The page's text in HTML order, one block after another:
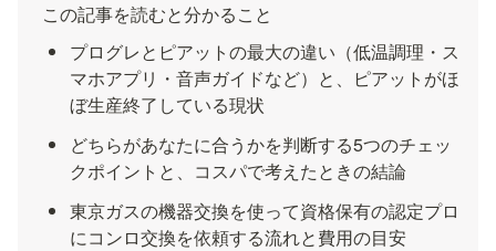
この記事を読むと分かること
プログレとピアットの最大の違い（低温調理・ス
マホアプリ・音声ガイドなど）と、ピアットがほ
ぼ生産終了している現状
どちらがあなたに合うかを判断する5つのチェッ
クポイントと、コスパで考えたときの結論
東京ガスの機器交換を使って資格保有の認定プロ
にコンロ交換を依頼する流れと費用の目安